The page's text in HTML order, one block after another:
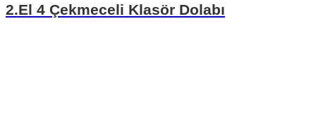
2.El 4 Çekmeceli Klasör Dolabı